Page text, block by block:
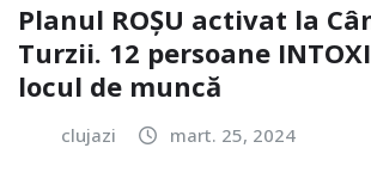
Planul ROȘU activat la
Turzii. 12 persoane
locul de muncă
clujazi mart. 25, 2024